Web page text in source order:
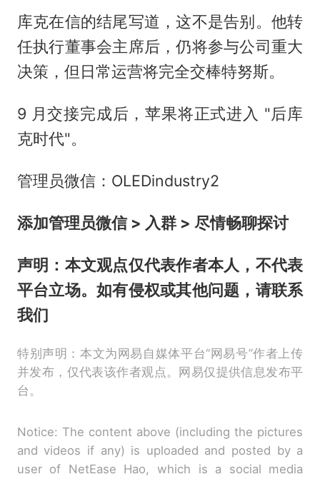
库克在信的结尾写道，这不是告别。他转
任执行董事会主席后，仍将参与公司重大
决策，但日常运营将完全交棒特努斯。
9 月交接完成后，苹果将正式进入 "后库
克时代"。
管理员微信：OLEDindustry2
添加管理员微信 > 入群 > 尽情畅聊探讨
声明：本文观点仅代表作者本人，不代表
平台立场。如有侵权或其他问题，请联系
我们
特别声明：本文为网易自媒体平台“网易号”作者上传
并发布，仅代表该作者观点。网易仅提供信息发布平
台。
Notice: The content above (including the pictures
and videos if any) is uploaded and posted by a
user of NetEase Hao, which is a social media